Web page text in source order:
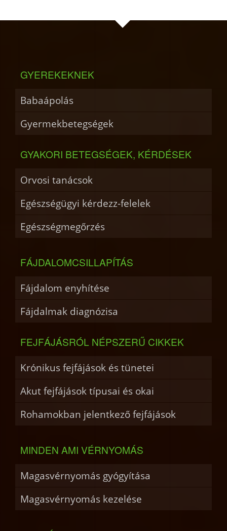
GYEREKEKNEK
Babaápolás
Gyermekbetegségek
GYAKORI BETEGSÉGEK, KÉRDÉSEK
Orvosi tanácsok
Egészségügyi kérdezz-felelek
Egészségmegőrzés
FÁJDALOMCSILLAPÍTÁS
Fájdalom enyhítése
Fájdalmak diagnózisa
FEJFÁJÁSRÓL NÉPSZERŰ CIKKEK
Krónikus fejfájások és tünetei
Akut fejfájások típusai és okai
Rohamokban jelentkező fejfájások
MINDEN AMI VÉRNYOMÁS
Magasvérnyomás gyógyítása
Magasvérnyomás kezelése